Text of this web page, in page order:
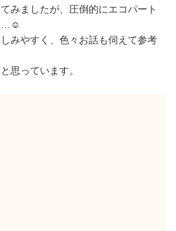
みましたが、圧倒的にエコパート
…☺
みやすく、色々お話も伺えて参考
思っています。